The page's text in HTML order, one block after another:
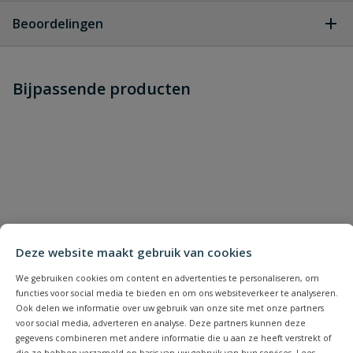
Deze website maakt gebruik van cookies
We gebruiken cookies om content en advertenties te personaliseren, om
functies voor social media te bieden en om ons websiteverkeer te analyseren.
Ook delen we informatie over uw gebruik van onze site met onze partners
voor social media, adverteren en analyse. Deze partners kunnen deze
gegevens combineren met andere informatie die u aan ze heeft verstrekt of
dit product?
Beoordelingen
Schrijf zelf een beoordeling
Naam
Samenvatting
Bijpassende producten